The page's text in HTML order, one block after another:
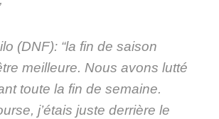
(DNF): “la fin de saison
meilleure. Nous avons lutté
toute la fin de semaine.
j’étais juste derrière le